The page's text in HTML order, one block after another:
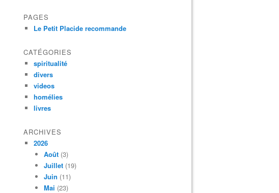
PAGES
Le Petit Placide recommande
CATÉGORIES
spiritualité
divers
videos
homélies
livres
ARCHIVES
2026
Août (3)
Juillet (19)
Juin (11)
Mai (23)